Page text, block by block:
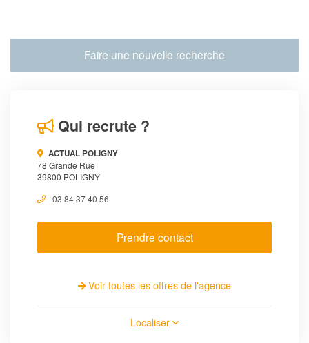
Faire une nouvelle recherche
Qui recrute ?
ACTUAL POLIGNY
78 Grande Rue
39800 POLIGNY
03 84 37 40 56
Prendre contact
Voir toutes les offres de l'agence
Localiser